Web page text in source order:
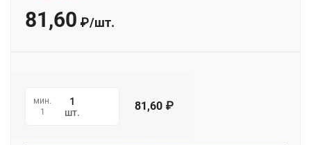
81,60 ₽/шт.
мин.
1
шт. 81,60 ₽